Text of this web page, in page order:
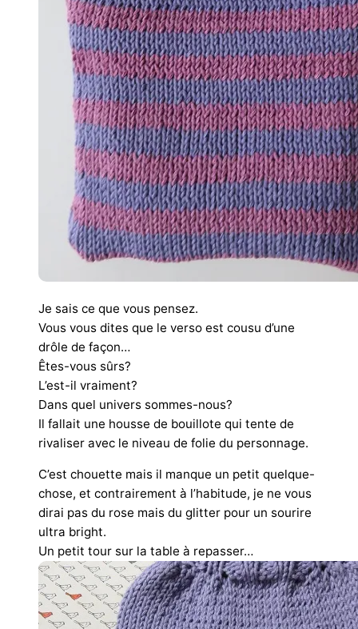
Je sais ce que vous pensez.
Vous vous dites que le verso est cousu d’une
drôle de façon…
Êtes-vous sûrs?
L’est-il vraiment?
Dans quel univers sommes-nous?
Il fallait une housse de bouillote qui tente de
rivaliser avec le niveau de folie du personnage.
C’est chouette mais il manque un petit quelque-
chose, et contrairement à l’habitude, je ne vous
dirai pas du rose mais du glitter pour un sourire
ultra bright.
Un petit tour sur la table à repasser…